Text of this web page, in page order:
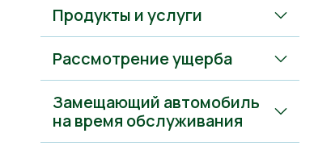
Продукты и услуги
Рассмотрение ущерба
Замещающий автомобиль
на время обслуживания